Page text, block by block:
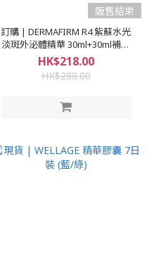
販售結束
訂購 | DERMAFIRM R4 紫蘇水光
淡斑外泌體精華 30ml+30ml補充
裝
HK$218.00
HK$288.00